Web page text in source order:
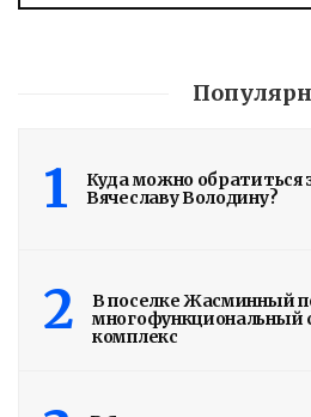
1
Куда можно обратиться
Вячеславу Володину?
2
В поселке Жасминный
многофункциональный
комплекс
РАБОТЫ
Подробности в статье!